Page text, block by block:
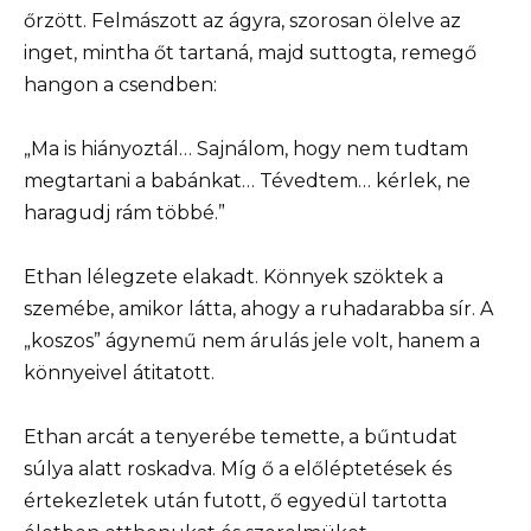
őrzött. Felmászott az ágyra, szorosan ölelve az
inget, mintha őt tartaná, majd suttogta, remegő
hangon a csendben:
„Ma is hiányoztál… Sajnálom, hogy nem tudtam
megtartani a babánkat… Tévedtem… kérlek, ne
haragudj rám többé.”
Ethan lélegzete elakadt. Könnyek szöktek a
szemébe, amikor látta, ahogy a ruhadarabba sír. A
„koszos” ágynemű nem árulás jele volt, hanem a
könnyeivel átitatott.
Ethan arcát a tenyerébe temette, a bűntudat
súlya alatt roskadva. Míg ő a előléptetések és
értekezletek után futott, ő egyedül tartotta